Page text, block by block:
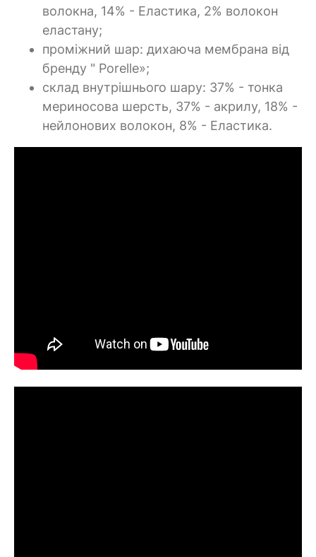
волокна, 14% - Еластика, 2% волокон
еластану;
проміжний шар: дихаюча мембрана від
бренду " Porelle»;
склад внутрішнього шару: 37% - тонка
мериносова шерсть, 37% - акрилу, 18% -
нейлонових волокон, 8% - Еластика.